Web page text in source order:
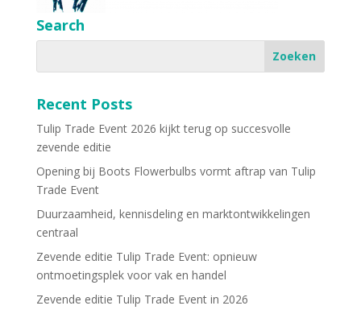
Search
Recent Posts
Tulip Trade Event 2026 kijkt terug op succesvolle
zevende editie
Opening bij Boots Flowerbulbs vormt aftrap van Tulip
Trade Event
Duurzaamheid, kennisdeling en marktontwikkelingen
centraal
Zevende editie Tulip Trade Event: opnieuw
ontmoetingsplek voor vak en handel
Zevende editie Tulip Trade Event in 2026